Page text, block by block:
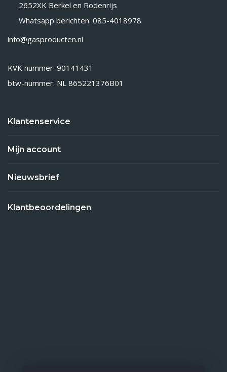
2652XK Berkel en Rodenrijs
Whatsapp berichten: 085-4018978
info@gasproducten.nl
KVK nummer: 90141431
btw-nummer: NL 865221376B01
Klantenservice
Mijn account
Nieuwsbrief
Klantbeoordelingen